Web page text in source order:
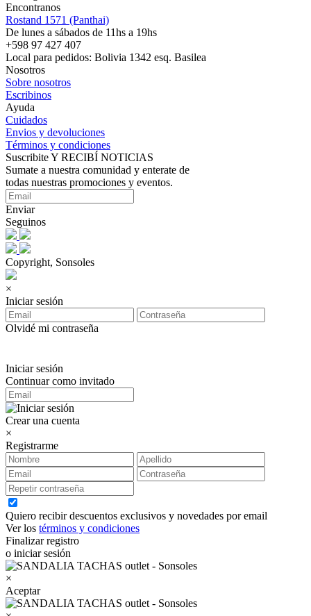
Encontranos
Rostand 1571 (Panthai)
De lunes a sábados de 11hs a 19hs
+598 97 427 407
Local para pedidos: Bolivia 1342 esq. Basilea
Nosotros
Sobre nosotros
Escribinos
Ayuda
Cuidados
Envios y devoluciones
Términos y condiciones
Suscribite Y RECIBÍ NOTICIAS
Sumate a nuestra comunidad y enterate de
todas nuestras promociones y eventos.
Enviar
Seguinos
Copyright, Sonsoles
×
Iniciar sesión
Olvidé mi contraseña
Iniciar sesión
Continuar como invitado
Crear una cuenta
×
Registrarme
Quiero recibir descuentos exclusivos y novedades por email
Ver los términos y condiciones
Finalizar registro
o iniciar sesión
×
Aceptar